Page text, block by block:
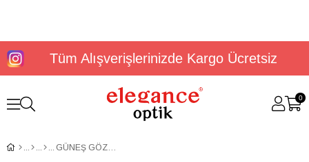
Tüm Alışverişlerinizde Kargo Ücretsiz
0
GÜNEŞ GÖZLÜĞÜ PRADA PR 17WS 1AB07Z49